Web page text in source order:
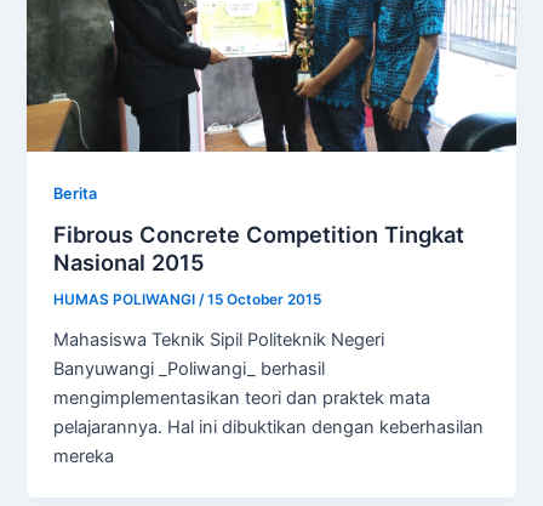
Berita
Fibrous Concrete Competition Tingkat
Nasional 2015
HUMAS POLIWANGI/15 October 2015
Mahasiswa Teknik Sipil Politeknik Negeri
Banyuwangi _Poliwangi_ berhasil
mengimplementasikan teori dan praktek mata
pelajarannya. Hal ini dibuktikan dengan keberhasilan
mereka